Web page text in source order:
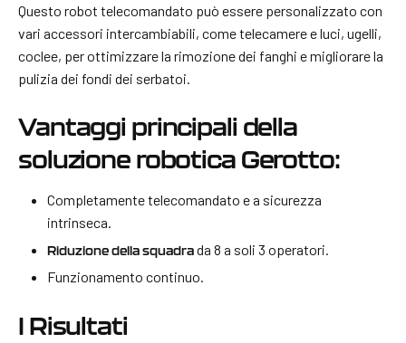
Questo robot telecomandato può essere personalizzato con
vari accessori intercambiabili, come telecamere e luci, ugelli,
coclee, per ottimizzare la rimozione dei fanghi e migliorare la
pulizia dei fondi dei serbatoi.
Vantaggi principali della
soluzione robotica Gerotto:
Completamente telecomandato e a sicurezza
intrinseca.
Riduzione della squadrada 8 a soli 3 operatori.
Funzionamento continuo.
I Risultati